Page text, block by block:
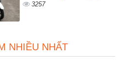
3257
NHIỀU NHẤT